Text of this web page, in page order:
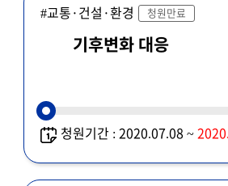
#교통·건설·환경 청원만료
기후변화 대응
청원기간 : 2020.07.08 ~